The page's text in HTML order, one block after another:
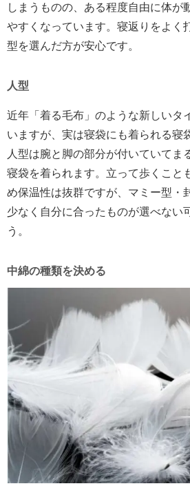
しまうものの、ある程度自由に体が
やすくなっています。寝返りをよく
型を選んだ方が安心です。
人型
近年「着る毛布」のような新しいタ
いますが、実は寝袋にも着られる寝
人型は腕と脚の部分が付いていてま
寝袋を着られます。立って歩くこと
め保温性は抜群ですが、マミー型・
少なく自分に合ったものが選べない
う。
中綿の種類を決める